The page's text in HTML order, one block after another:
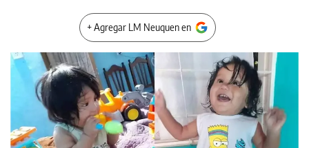
+ Agregar LM Neuquen en